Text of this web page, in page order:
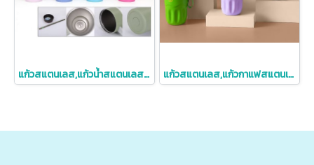
แก้วสแตนเลส,แก้วน้ำสแตนเลสเก็บความเย็น,40oz แก้วสแตนเลส,แก้วกาแฟสแตนเลส,316,แก้วสแตนเลสพร้อมสายคล้อง,380,510ml